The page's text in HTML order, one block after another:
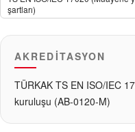
şartları)
AKREDITASYON
TÜRKAK TS EN ISO/IEC
kuruluşu (AB-0120-M)